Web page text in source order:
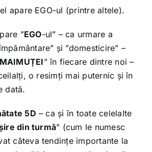
apare EGO-ul (printre altele).
”EGO-ul” – ca urmare a
și ”domesticire” –
MAIMUȚEI” în fiecare dintre noi –
o resimți mai puternic și în
dată.
5D – ca și în toate celelalte
din turmă” (cum le numesc
câteva tendințe importante la